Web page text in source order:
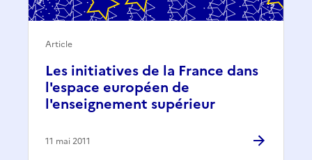
Les initiatives de la France dans
l'espace européen de
l'enseignement supérieur
Article
11 mai 2011